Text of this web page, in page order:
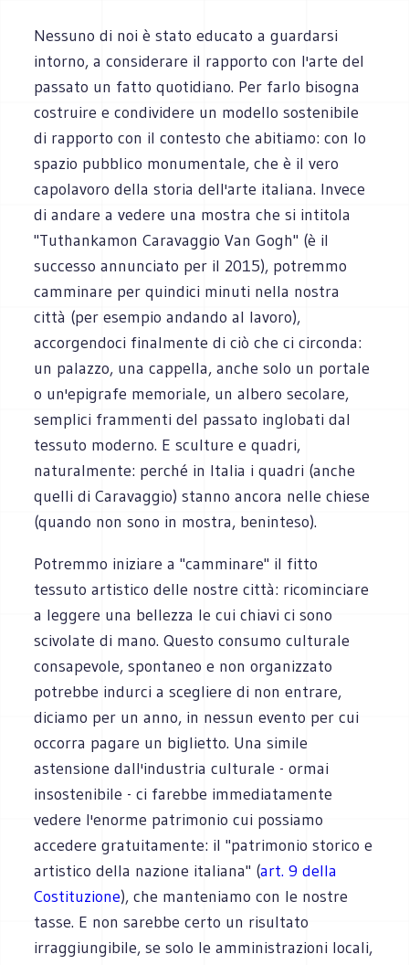
Nessuno di noi è stato educato a guardarsi
intorno, a considerare il rapporto con l'arte del
passato un fatto quotidiano. Per farlo bisogna
costruire e condividere un modello sostenibile
di rapporto con il contesto che abitiamo: con lo
spazio pubblico monumentale, che è il vero
capolavoro della storia dell'arte italiana. Invece
di andare a vedere una mostra che si intitola
"Tuthankamon Caravaggio Van Gogh" (è il
successo annunciato per il 2015), potremmo
camminare per quindici minuti nella nostra
città (per esempio andando al lavoro),
accorgendoci finalmente di ciò che ci circonda:
un palazzo, una cappella, anche solo un portale
o un'epigrafe memoriale, un albero secolare,
semplici frammenti del passato inglobati dal
tessuto moderno. E sculture e quadri,
naturalmente: perché in Italia i quadri (anche
quelli di Caravaggio) stanno ancora nelle chiese
(quando non sono in mostra, beninteso).
Potremmo iniziare a "camminare" il fitto
tessuto artistico delle nostre città: ricominciare
a leggere una bellezza le cui chiavi ci sono
scivolate di mano. Questo consumo culturale
consapevole, spontaneo e non organizzato
potrebbe indurci a scegliere di non entrare,
diciamo per un anno, in nessun evento per cui
occorra pagare un biglietto. Una simile
astensione dall'industria culturale - ormai
insostenibile - ci farebbe immediatamente
vedere l'enorme patrimonio cui possiamo
accedere gratuitamente: il "patrimonio storico e
artistico della nazione italiana" (art. 9 della
Costituzione), che manteniamo con le nostre
tasse. E non sarebbe certo un risultato
irraggiungibile, se solo le amministrazioni locali,